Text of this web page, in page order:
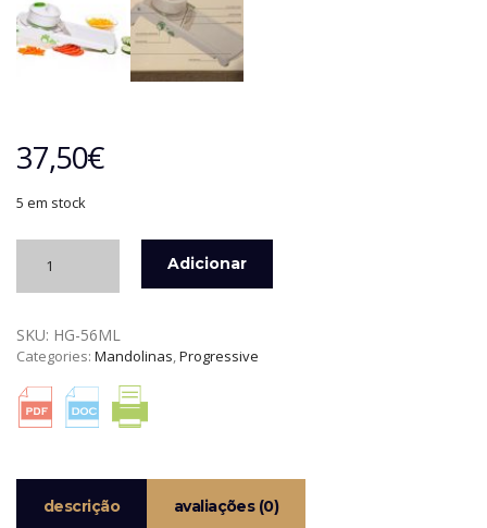
37,50€
5 em stock
MANDOLINA
PREP
SOLUTIONS
Adicionar
SKU: HG-56ML
Categories: Mandolinas,Progressive
descrição avaliações (0)